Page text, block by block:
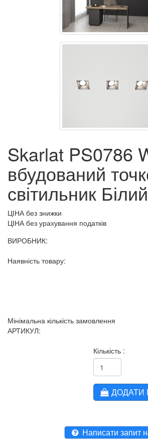
Skarlat PS0786
вбудований
світильник
ЦІНА без знижки
ЦІНА без урахування податків
ВИРОБНИК:
Наявність товару:
Мінімальна кількість замовлення
АРТИКУЛ:
Кількість :
ДОДАТИ
Написати запит